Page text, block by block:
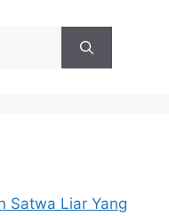
Satwa Liar Yang